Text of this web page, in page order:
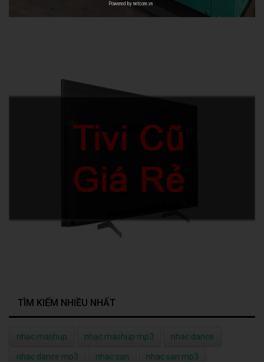
TÌM KIẾM NHIỀU NHẤT
nhạc mashup nhạc mashup mp3 nhac dance
nhac dance mp3 nhac san nhac san mp3
Powered by netcore.vn